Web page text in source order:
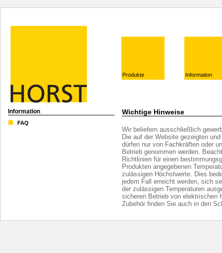
Produkte Information
Information
FAQ
Wichtige Hinweise
Wir beliefern ausschließlich
Die auf der Website gezeigten
dürfen nur von Fachkräften oder
Betrieb genommen werden.
Richtlinien für einen
Produkten angegebenen
zulässigen Höchstwerte. Dies
jedem Fall erreicht werden, sich
der zulässigen Temperaturen
sicheren Betrieb von elektrischen
Zubehör finden Sie auch in den